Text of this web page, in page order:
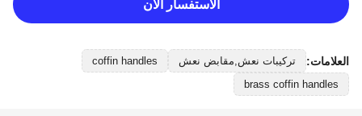
الاستفسار الآن
العلامات: تركيبات نعش,مقابض نعش
coffin handles
brass coffin handles